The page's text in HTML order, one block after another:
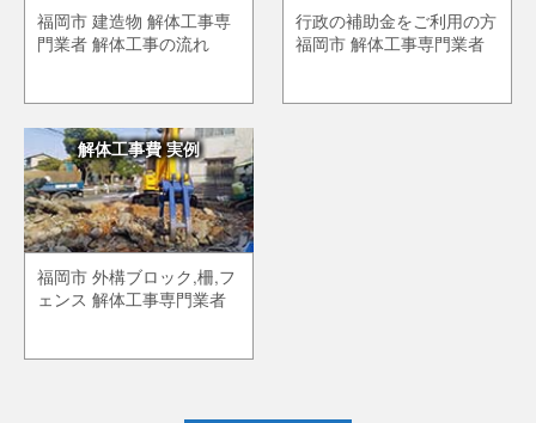
福岡市 建造物 解体工事専
門業者 解体工事の流れ
行政の補助金をご利用の方
福岡市 解体工事専門業者
解体工事費 実例
福岡市 外構ブロック,柵,フ
ェンス 解体工事専門業者